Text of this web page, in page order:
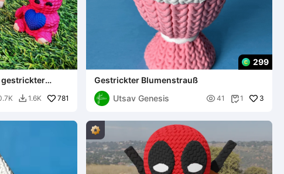
gestrickter
 1.6K 781
299
Gestrickter Blumenstrauß
Utsav Genesis
 41 1 3